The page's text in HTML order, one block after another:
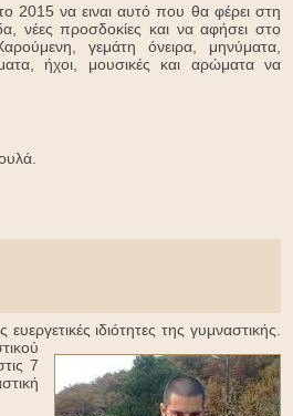
2015 να ειναι αυτό που θα φέρει στη
νέες προσδοκίες και να αφήσει στο
γεμάτη όνειρα, μηνύματα,
ήχοι, μουσικές και αρώματα να
ιδιότητες της γυμναστικής.
7